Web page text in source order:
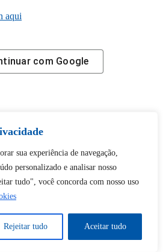
sua experiência de navegação,
personalizado e analisar nosso
tudo", você concorda com nosso uso
Rejeitar tudo Aceitar tudo
aqui
com Google
esta publicação?
esquerda : 0
Sim Não